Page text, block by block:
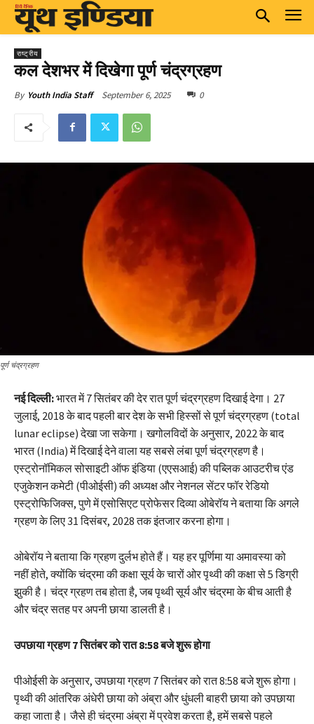
राष्ट्रीय
कल देशभर में दिखेगा पूर्ण चंद्रग्रहण
By Youth India Staff September 6, 2025 0
पूर्ण चंद्रग्रहण
नई दिल्ली:भारत में 7 सितंबर की देर रात पूर्ण चंद्रग्रहण दिखाई देगा। 27
जुलाई, 2018 के बाद पहली बार देश के सभी हिस्सों से पूर्ण चंद्रग्रहण (total
lunar eclipse) देखा जा सकेगा। खगोलविदों के अनुसार, 2022 के बाद
भारत (India) में दिखाई देने वाला यह सबसे लंबा पूर्ण चंद्रग्रहण है।
एस्ट्रोनॉमिकल सोसाइटी ऑफ इंडिया (एएसआई) की पब्लिक आउटरीच एंड
एजुकेशन कमेटी (पीओईसी) की अध्यक्ष और नेशनल सेंटर फॉर रेडियो
एस्ट्रोफिजिक्स, पुणे में एसोसिएट प्रोफेसर दिव्या ओबेरॉय ने बताया कि अगले
ग्रहण के लिए 31 दिसंबर, 2028 तक इंतजार करना होगा।
ओबेरॉय ने बताया कि ग्रहण दुर्लभ होते हैं। यह हर पूर्णिमा या अमावस्या को
नहीं होते, क्योंकि चंद्रमा की कक्षा सूर्य के चारों ओर पृथ्वी की कक्षा से 5 डिग्री
झुकी है। चंद्र ग्रहण तब होता है, जब पृथ्वी सूर्य और चंद्रमा के बीच आती है
और चंद्र सतह पर अपनी छाया डालती है।
उपछाया ग्रहण 7 सितंबर को रात 8:58 बजे शुरू होगा
पीओईसी के अनुसार, उपछाया ग्रहण 7 सितंबर को रात 8:58 बजे शुरू होगा।
पृथ्वी की आंतरिक अंधेरी छाया को अंब्रा और धुंधली बाहरी छाया को उपछाया
कहा जाता है। जैसे ही चंद्रमा अंब्रा में प्रवेश करता है, हमें सबसे पहले